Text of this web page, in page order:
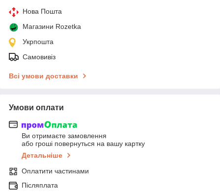
Нова Пошта
Магазини Rozetka
Укрпошта
Самовивіз
Всі умови доставки
Умови оплати
Ви отримаєте замовлення
або гроші повернуться на вашу картку
Детальніше
Оплатити частинами
Післяплата